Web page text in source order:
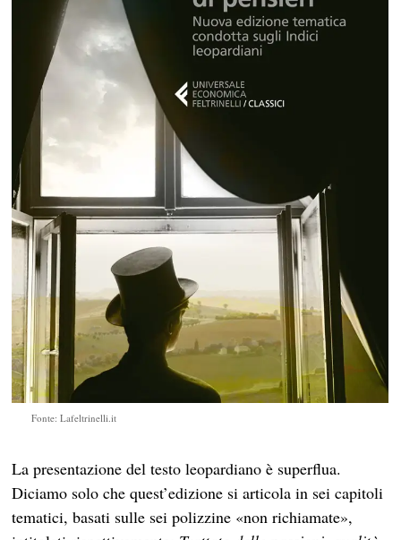
Fonte: Lafeltrinelli.it
La presentazione del testo leopardiano è superflua.
Diciamo solo che quest’edizione si articola in sei capitoli
tematici, basati sulle sei polizzine «non richiamate»,